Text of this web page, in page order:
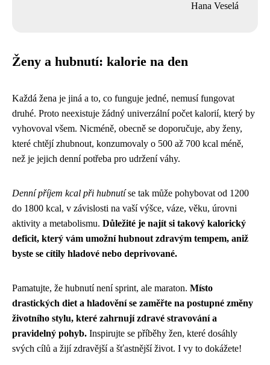
Hana Veselá
Ženy a hubnutí: kalorie na den
Každá žena je jiná a to, co funguje jedné, nemusí fungovat
druhé. Proto neexistuje žádný univerzální počet kalorií, který by
vyhovoval všem. Nicméně, obecně se doporučuje, aby ženy,
které chtějí zhubnout, konzumovaly o 500 až 700 kcal méně,
než je jejich denní potřeba pro udržení váhy.
Denní příjem kcal při hubnutíse tak může pohybovat od 1200
do 1800 kcal, v závislosti na vaší výšce, váze, věku, úrovni
aktivity a metabolismu. Důležité je najít si takový kalorický
deficit, který vám umožní hubnout zdravým tempem, aniž
byste se cítily hladové nebo deprivované.
Pamatujte, že hubnutí není sprint, ale maraton. Místo
drastických diet a hladovění se zaměřte na postupné změny
životního stylu, které zahrnují zdravé stravování a
pravidelný pohyb. Inspirujte se příběhy žen, které dosáhly
svých cílů a žijí zdravější a šťastnější život. I vy to dokážete!